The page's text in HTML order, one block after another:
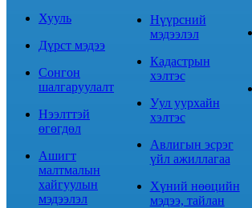
Хууль
Дүрст мэдээ
Сонгон
шалгаруулалт
Нээлттэй
өгөгдөл
Ашигт
малтмалын
хайгуулын
мэдээлэл
Нүүрсний
мэдээлэл
Кадастрын
хэлтэс
Уул уурхайн
хэлтэс
Авлигын эсрэг
үйл ажиллагаа
Хүний нөөцийн
мэдээ, тайлан